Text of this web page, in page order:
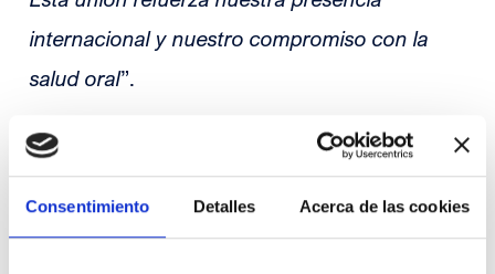
Consentimiento Detalles Acerca de las cookies
internacional y nuestro compromiso con la
salud oral”.
Los nuevos lanzamientos, que suponen un
completo abordaje del tratamiento bucal y ya
están disponibles en farmacias, incluyen una